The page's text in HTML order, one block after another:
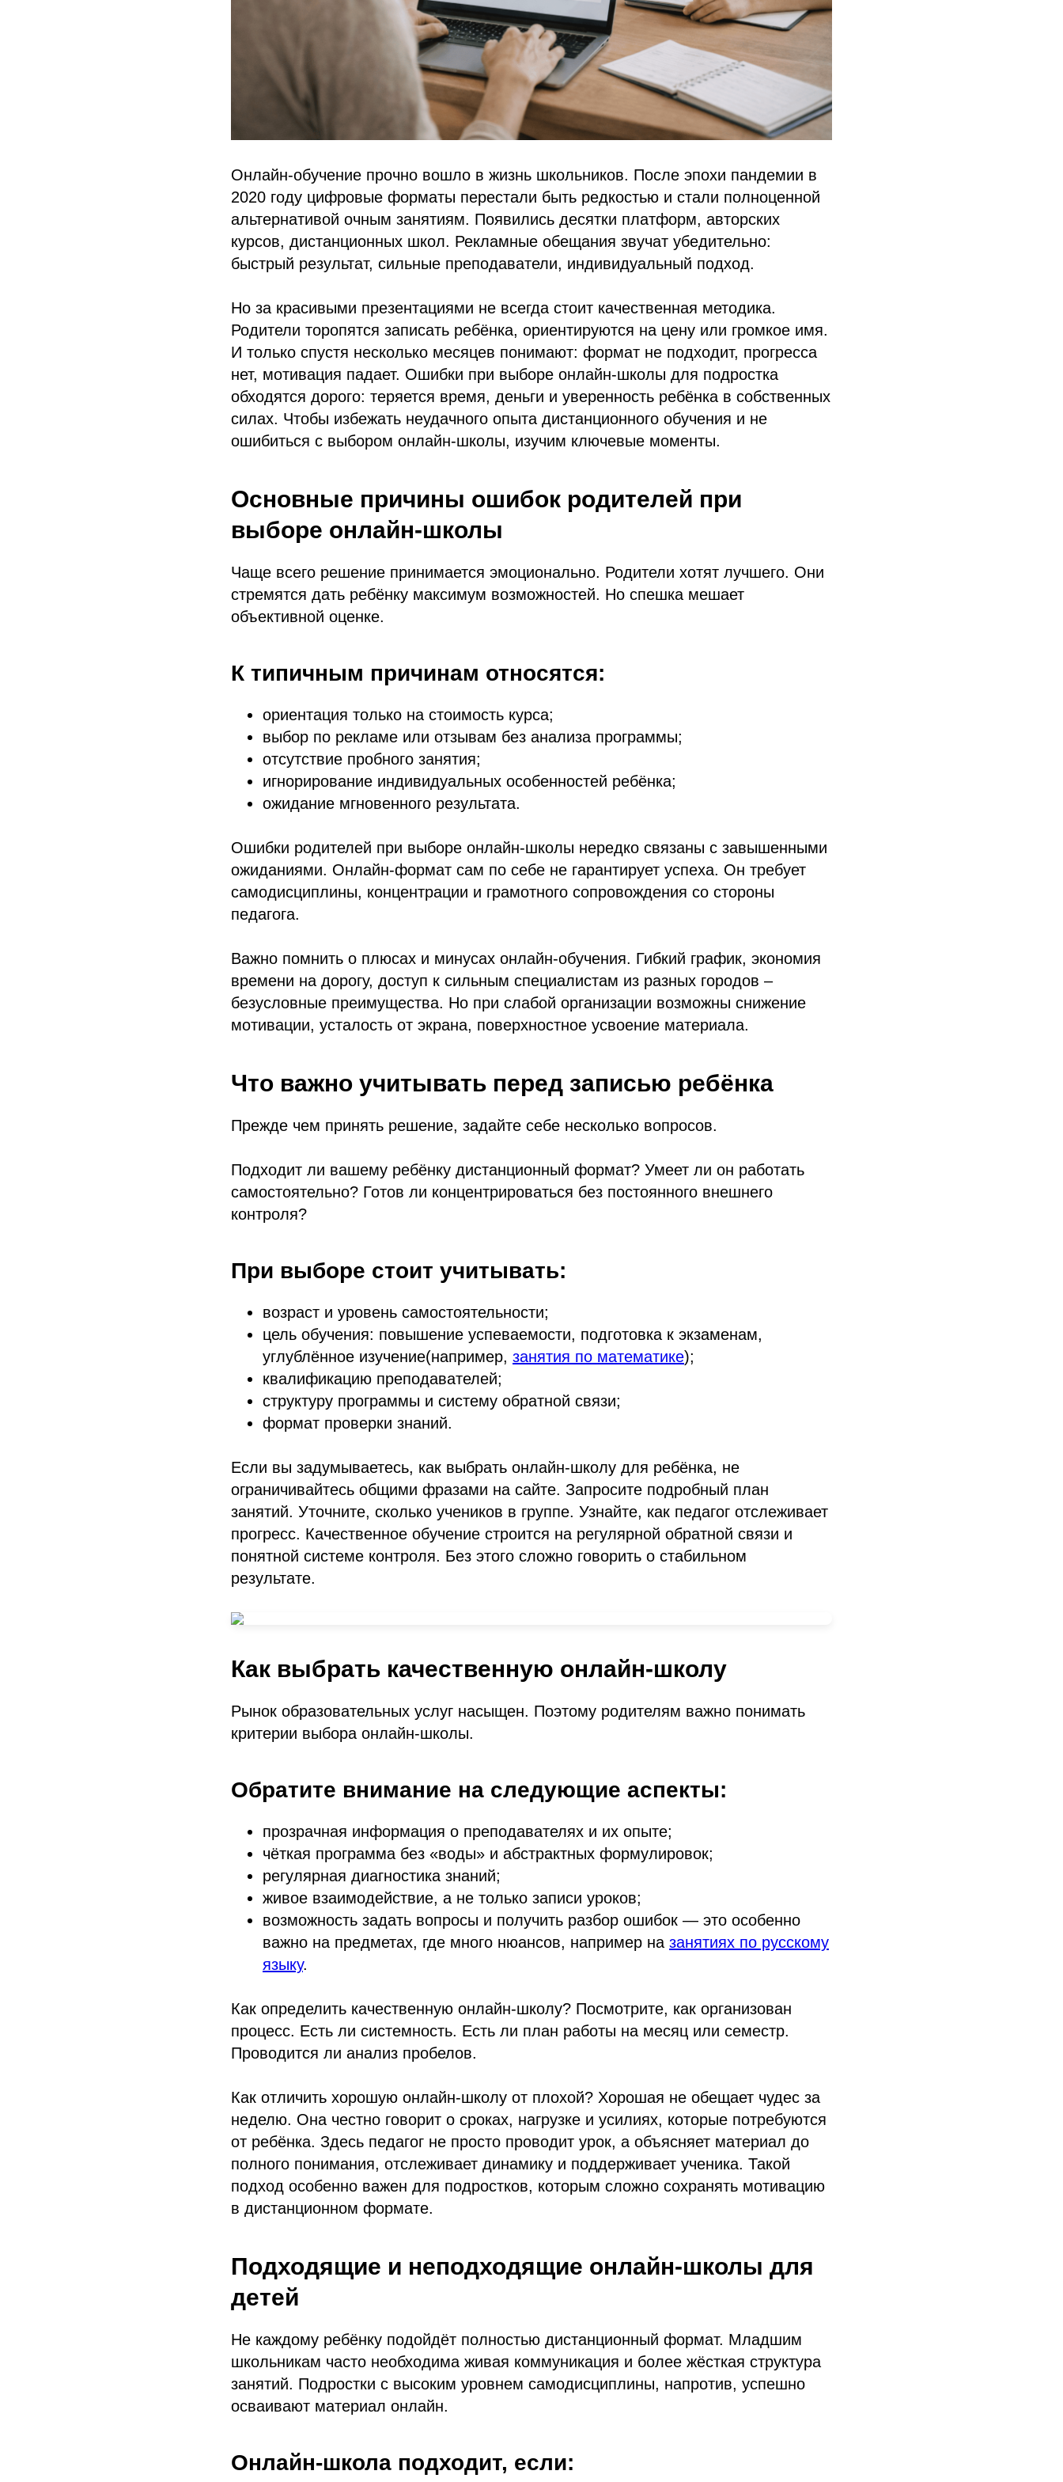
Онлайн-обучение прочно вошло в жизнь школьников. После эпохи пандемии в
2020 году цифровые форматы перестали быть редкостью и стали полноценной
альтернативой очным занятиям. Появились десятки платформ, авторских
курсов, дистанционных школ. Рекламные обещания звучат убедительно:
быстрый результат, сильные преподаватели, индивидуальный подход.
Но за красивыми презентациями не всегда стоит качественная методика.
Родители торопятся записать ребёнка, ориентируются на цену или громкое имя.
И только спустя несколько месяцев понимают: формат не подходит, прогресса
нет, мотивация падает. Ошибки при выборе онлайн-школы для подростка
обходятся дорого: теряется время, деньги и уверенность ребёнка в собственных
силах. Чтобы избежать неудачного опыта дистанционного обучения и не
ошибиться с выбором онлайн-школы, изучим ключевые моменты.
Основные причины ошибок родителей при
выборе онлайн-школы
Чаще всего решение принимается эмоционально. Родители хотят лучшего. Они
стремятся дать ребёнку максимум возможностей. Но спешка мешает
объективной оценке.
К типичным причинам относятся:
ориентация только на стоимость курса;
выбор по рекламе или отзывам без анализа программы;
отсутствие пробного занятия;
игнорирование индивидуальных особенностей ребёнка;
ожидание мгновенного результата.
Ошибки родителей при выборе онлайн-школы нередко связаны с завышенными
ожиданиями. Онлайн-формат сам по себе не гарантирует успеха. Он требует
самодисциплины, концентрации и грамотного сопровождения со стороны
педагога.
Важно помнить о плюсах и минусах онлайн-обучения. Гибкий график, экономия
времени на дорогу, доступ к сильным специалистам из разных городов –
безусловные преимущества. Но при слабой организации возможны снижение
мотивации, усталость от экрана, поверхностное усвоение материала.
Что важно учитывать перед записью ребёнка
Прежде чем принять решение, задайте себе несколько вопросов.
Подходит ли вашему ребёнку дистанционный формат? Умеет ли он работать
самостоятельно? Готов ли концентрироваться без постоянного внешнего
контроля?
При выборе стоит учитывать:
возраст и уровень самостоятельности;
цель обучения: повышение успеваемости, подготовка к экзаменам,
углублённое изучение(например, занятия по математике);
квалификацию преподавателей;
структуру программы и систему обратной связи;
формат проверки знаний.
Если вы задумываетесь, как выбрать онлайн-школу для ребёнка, не
ограничивайтесь общими фразами на сайте. Запросите подробный план
занятий. Уточните, сколько учеников в группе. Узнайте, как педагог отслеживает
прогресс. Качественное обучение строится на регулярной обратной связи и
понятной системе контроля. Без этого сложно говорить о стабильном
результате.
Как выбрать качественную онлайн-школу
Рынок образовательных услуг насыщен. Поэтому родителям важно понимать
критерии выбора онлайн-школы.
Обратите внимание на следующие аспекты:
прозрачная информация о преподавателях и их опыте;
чёткая программа без «воды» и абстрактных формулировок;
регулярная диагностика знаний;
живое взаимодействие, а не только записи уроков;
возможность задать вопросы и получить разбор ошибок — это особенно
важно на предметах, где много нюансов, например на занятиях по русскому
языку.
Как определить качественную онлайн-школу? Посмотрите, как организован
процесс. Есть ли системность. Есть ли план работы на месяц или семестр.
Проводится ли анализ пробелов.
Как отличить хорошую онлайн-школу от плохой? Хорошая не обещает чудес за
неделю. Она честно говорит о сроках, нагрузке и усилиях, которые потребуются
от ребёнка. Здесь педагог не просто проводит урок, а объясняет материал до
полного понимания, отслеживает динамику и поддерживает ученика. Такой
подход особенно важен для подростков, которым сложно сохранять мотивацию
в дистанционном формате.
Подходящие и неподходящие онлайн-школы для
детей
Не каждому ребёнку подойдёт полностью дистанционный формат. Младшим
школьникам часто необходима живая коммуникация и более жёсткая структура
занятий. Подростки с высоким уровнем самодисциплины, напротив, успешно
осваивают материал онлайн.
Онлайн-школа подходит, если: